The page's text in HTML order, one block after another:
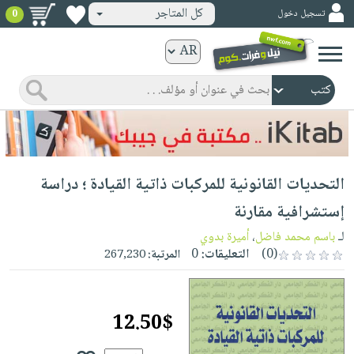
ورقية
المواضيع
صدر
حديثاً
الأكثر
مبيعاً
جوائز
شحن
مخفض
عروض
خاصة
صفحات
مشوقة
كتب
الكترونية
الرئيسية
صدر
حديثاً
الأكثر
مبيعاً
كتب
مجانية
صوتية
الصفحة
الرئيسية
masmu3
بلا
حدود
أطفال
وناشئة
الصفحةوسائل
تسجيل دخول كل المتاجر 0
التحديات القانونية للمركبات ذاتية القيادة ؛ دراسة
إستشرافية مقارنة
لـباسم محمد فاضل،أميرة بدوي
(0)
التعليقات:0 المرتبة:267,230
12.50$